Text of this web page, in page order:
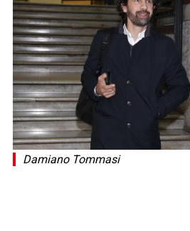
Damiano Tommasi